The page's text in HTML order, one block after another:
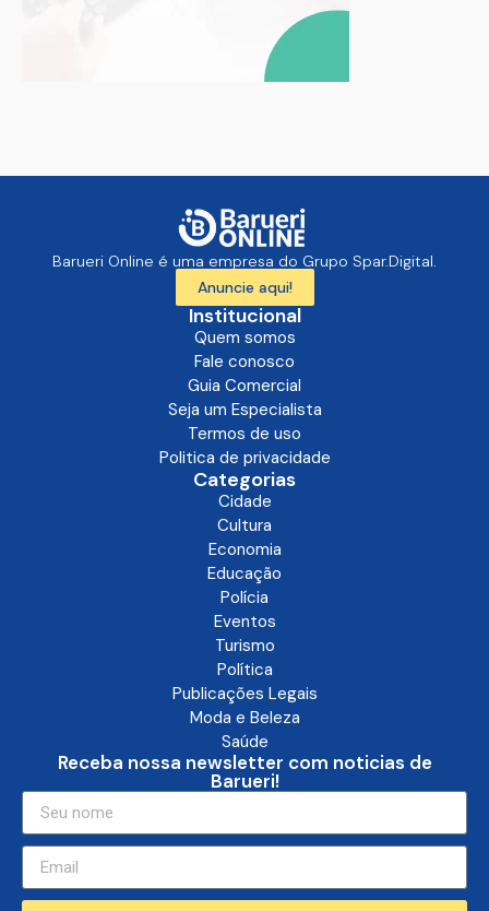
Barueri Online é uma empresa do Grupo Spar.Digital.
Anuncie aqui!
Institucional
Quem somos
Fale conosco
Guia Comercial
Seja um Especialista
Termos de uso
Politica de privacidade
Categorias
Cidade
Cultura
Economia
Educação
Polícia
Eventos
Turismo
Política
Publicações Legais
Moda e Beleza
Saúde
Receba nossa newsletter com noticias de
Barueri!